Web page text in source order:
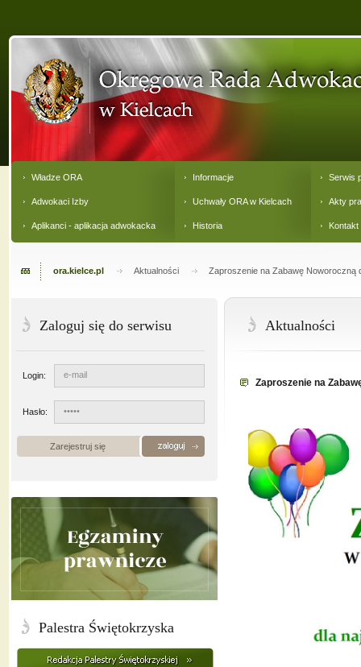
Władze ORA
Adwokaci Izby
Aplikanci - aplikacja adwokacka
Informacje
Uchwały ORA w Kielcach
Historia
Serwis
Akty
Kontakt
ora.kielce.pl Aktualności Zaproszenie na Zabawę Noworoczną
Aktualności
Zaproszenie na
Zaloguj się do serwisu
Login:
Hasło:
Zarejestruj się
Palestra Świętokrzyska